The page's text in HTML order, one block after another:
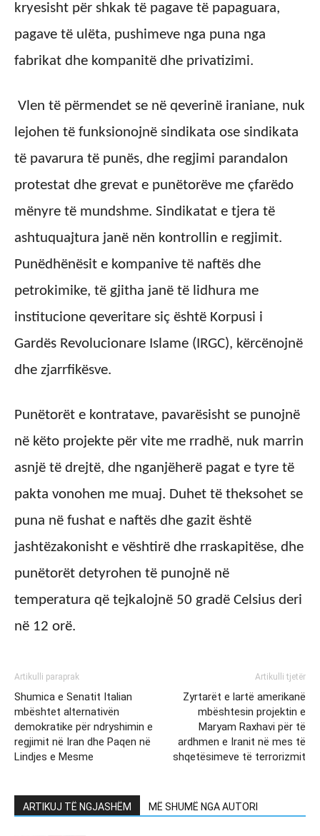
kryesisht për shkak të pagave të papaguara,
pagave të ulëta, pushimeve nga puna nga
fabrikat dhe kompanitë dhe privatizimi.
Vlen të përmendet se në qeverinë iraniane, nuk
lejohen të funksionojnë sindikata ose sindikata
të pavarura të punës, dhe regjimi parandalon
protestat dhe grevat e punëtorëve me çfarëdo
mënyre të mundshme. Sindikatat e tjera të
ashtuquajtura janë nën kontrollin e regjimit.
Punëdhënësit e kompanive të naftës dhe
petrokimike, të gjitha janë të lidhura me
institucione qeveritare siç është Korpusi i
Gardës Revolucionare Islame (IRGC), kërcënojnë
dhe zjarrfikësve.
Punëtorët e kontratave, pavarësisht se punojnë
në këto projekte për vite me rradhë, nuk marrin
asnjë të drejtë, dhe nganjëherë pagat e tyre të
pakta vonohen me muaj. Duhet të theksohet se
puna në fushat e naftës dhe gazit është
jashtëzakonisht e vështirë dhe rraskapitëse, dhe
punëtorët detyrohen të punojnë në
temperatura që tejkalojnë 50 gradë Celsius deri
në 12 orë.
Artikulli paraprak
Shumica e Senatit Italian
mbështet alternativën
demokratike për ndryshimin e
regjimit në Iran dhe Paqen në
Lindjes e Mesme
Artikulli tjetër
Zyrtarët e lartë amerikanë
mbështesin projektin e
Maryam Raxhavi për të
ardhmen e Iranit në mes të
shqetësimeve të terrorizmit
ARTIKUJ TË NGJASHËM MË SHUMË NGA AUTORI